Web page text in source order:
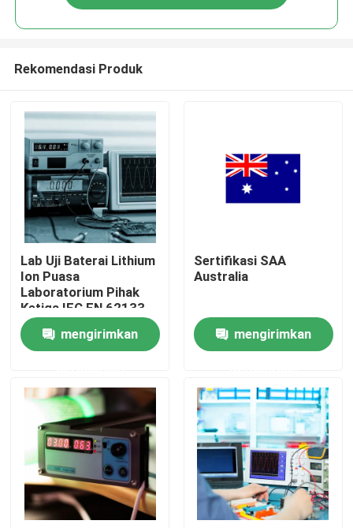
menguji Produk
Layanan Sertifikasi
Tur Lab
Rekomendasi Produk
Lab Uji Baterai Lithium
Ion Puasa
Laboratorium Pihak
Ketiga IEC EN 62133
60950-1 Layanan
autentikasi pihak
ketiga
mengirimkan
Sertifikasi SAA
Australia
mengirimkan